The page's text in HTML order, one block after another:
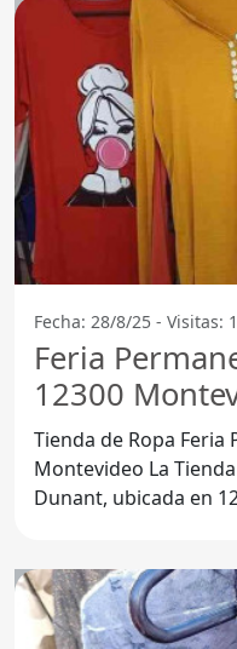
Fecha: 28/8/25 - Visitas:
Feria
12300
Tienda de Ropa
Montevideo La Tienda de Ropa Feria Permanente
Dunant, ubicada en